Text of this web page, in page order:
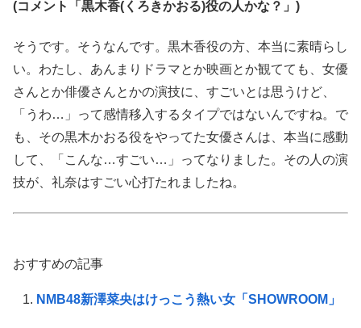
(コメント「黒木香(くろきかおる)役の人かな？」)
そうです。そうなんです。黒木香役の方、本当に素晴らし
い。わたし、あんまりドラマとか映画とか観てても、女優
さんとか俳優さんとかの演技に、すごいとは思うけど、
「うわ…」って感情移入するタイプではないんですね。で
も、その黒木かおる役をやってた女優さんは、本当に感動
して、「こんな…すごい…」ってなりました。その人の演
技が、礼奈はすごい心打たれましたね。
おすすめの記事
NMB48新澤菜央はけっこう熱い女「SHOWROOM」